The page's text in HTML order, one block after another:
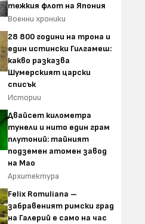
тежкия флот на Япония
Военни хроники
28 800 години на трона и
един истински Гилгамеш:
какво разказва
Шумерският царски
списък
Истории
Двайсет километра
тунели и нито един грам
плутоний: тайният
подземен атомен завод
на Мао
Архитектура
Felix Romuliana –
забравеният римски град
на Галерий е само на час